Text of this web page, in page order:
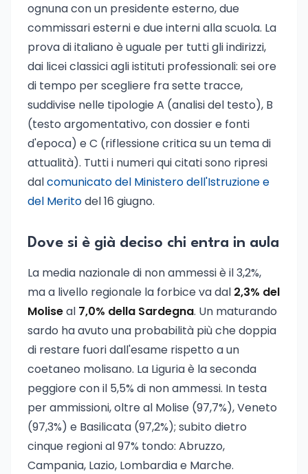
ognuna con un presidente esterno, due
commissari esterni e due interni alla scuola. La
prova di italiano è uguale per tutti gli indirizzi,
dai licei classici agli istituti professionali: sei ore
di tempo per scegliere fra sette tracce,
suddivise nelle tipologie A (analisi del testo), B
(testo argomentativo, con dossier e fonti
d'epoca) e C (riflessione critica su un tema di
attualità). Tutti i numeri qui citati sono ripresi
dalcomunicato del Ministero dell'Istruzione e
del Meritodel 16 giugno.
Dove si è già deciso chi entra in aula
La media nazionale di non ammessi è il 3,2%,
ma a livello regionale la forbice va dal 2,3% del
Moliseal 7,0% della Sardegna. Un maturando
sardo ha avuto una probabilità più che doppia
di restare fuori dall'esame rispetto a un
coetaneo molisano. La Liguria è la seconda
peggiore con il 5,5% di non ammessi. In testa
per ammissioni, oltre al Molise (97,7%), Veneto
(97,3%) e Basilicata (97,2%); subito dietro
cinque regioni al 97% tondo: Abruzzo,
Campania, Lazio, Lombardia e Marche.